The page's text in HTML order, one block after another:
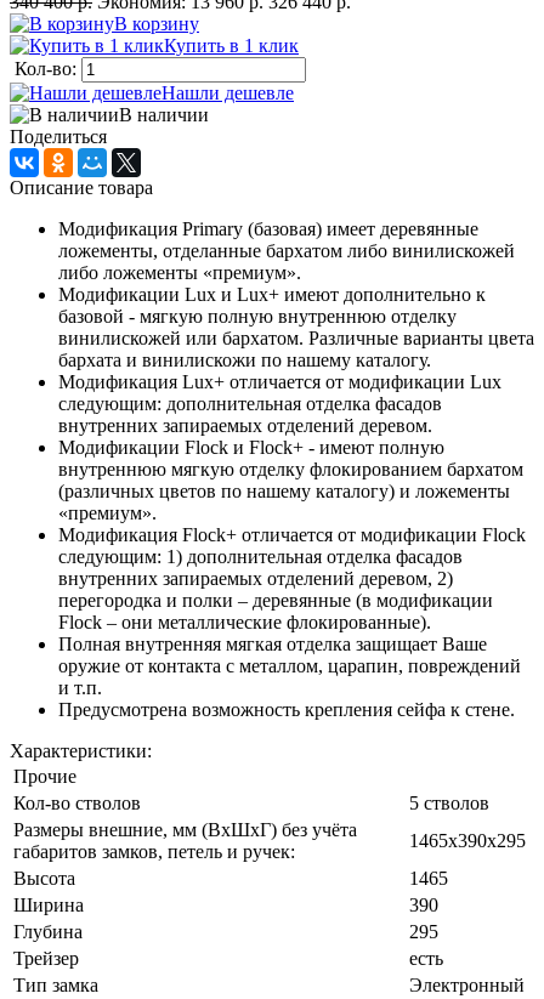
В корзину
Купить в 1 клик
Кол-во:
Нашли дешевле
В наличии
Поделиться
Описание товара
Модификация Primary (базовая) имеет деревянные
ложементы, отделанные бархатом либо винилискожей
либо ложементы «премиум».
Модификации Lux и Lux+ имеют дополнительно к
базовой - мягкую полную внутреннюю отделку
винилискожей или бархатом. Различные варианты цвета
бархата и винилискожи по нашему каталогу.
Модификация Lux+ отличается от модификации Lux
следующим: дополнительная отделка фасадов
внутренних запираемых отделений деревом.
Модификации Flock и Flock+ - имеют полную
внутреннюю мягкую отделку флокированием бархатом
(различных цветов по нашему каталогу) и ложементы
«премиум».
Модификация Flock+ отличается от модификации Flock
следующим: 1) дополнительная отделка фасадов
внутренних запираемых отделений деревом, 2)
перегородка и полки – деревянные (в модификации
Flock – они металлические флокированные).
Полная внутренняя мягкая отделка защищает Ваше
оружие от контакта с металлом, царапин, повреждений
и т.п.
Предусмотрена возможность крепления сейфа к стене.
Характеристики:
Прочие
Кол-во стволов
5 стволов
Размеры внешние, мм (ВхШхГ) без учёта
габаритов замков, петель и ручек:
1465х390х295
Высота
1465
Ширина
390
Глубина
295
Трейзер
есть
Тип замка
Электронный